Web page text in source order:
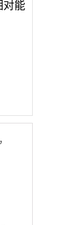
对能